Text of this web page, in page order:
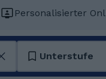
Personalisierter
Unterstufe